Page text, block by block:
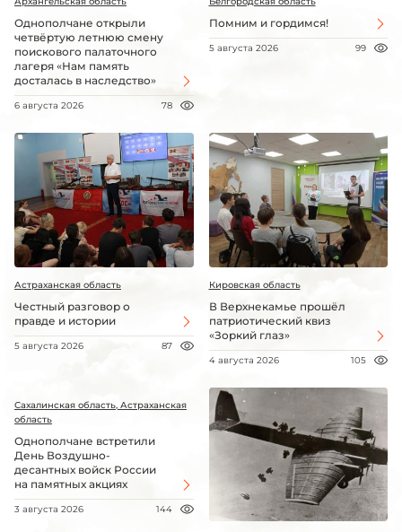
Однополчане открыли
четвёртую летнюю смену
поискового палаточного
лагеря «Нам память
досталась в наследство»
6 августа 2026 78
Помним и гордимся!
5 августа 2026 99
Астраханская область
Честный разговор о
правде и истории
5 августа 2026 87
Кировская область
В Верхнекамье прошёл
патриотический квиз
«Зоркий глаз»
4 августа 2026 105
Сахалинская область, Астраханская
область
Однополчане встретили
День Воздушно-
десантных войск России
на памятных акциях
3 августа 2026 144